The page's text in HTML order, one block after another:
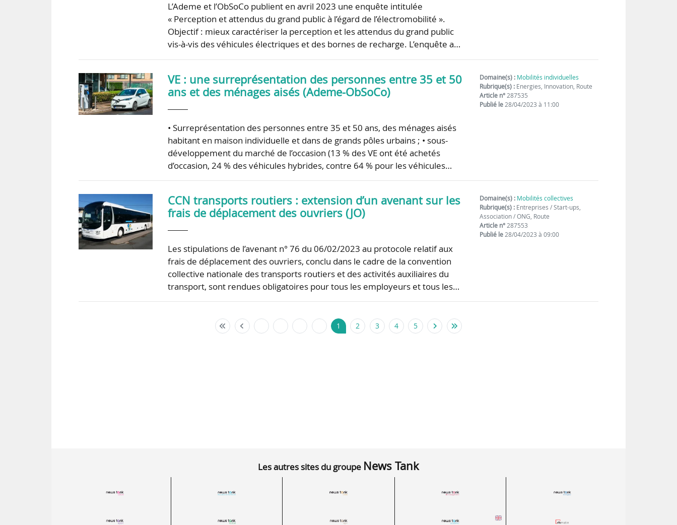
L’Ademe et l’ObSoCo publient en avril 2023 une enquête intitulée
« Perception et attendus du grand public à l’égard de l’électromobilité ».
Objectif : mieux caractériser la perception et les attendus du grand public
vis-à-vis des véhicules électriques et des bornes de recharge. L’enquête a…
VE : une surreprésentation des personnes entre 35 et 50
ans et des ménages aisés (Ademe-ObSoCo)
• Surreprésentation des personnes entre 35 et 50 ans, des ménages aisés
habitant en maison individuelle et dans de grands pôles urbains ; • sous-
développement du marché de l’occasion (13 % des VE ont été achetés
d’occasion, 24 % des véhicules hybrides, contre 64 % pour les véhicules…
Domaine(s) : Mobilités individuelles
Rubrique(s) : Energies, Innovation, Route
Article n°287535
Publié le28/04/2023 à 11:00
CCN transports routiers : extension d’un avenant sur les
frais de déplacement des ouvriers (JO)
Les stipulations de l’avenant n° 76 du 06/02/2023 au protocole relatif aux
frais de déplacement des ouvriers, conclu dans le cadre de la convention
collective nationale des transports routiers et des activités auxiliaires du
transport, sont rendues obligatoires pour tous les employeurs et tous les…
Domaine(s) : Mobilités collectives
Rubrique(s) : Entreprises / Start-ups,
Association / ONG, Route
Article n°287553
Publié le28/04/2023 à 09:00
1 2 3 4 5
Les autres sites du groupe News Tank